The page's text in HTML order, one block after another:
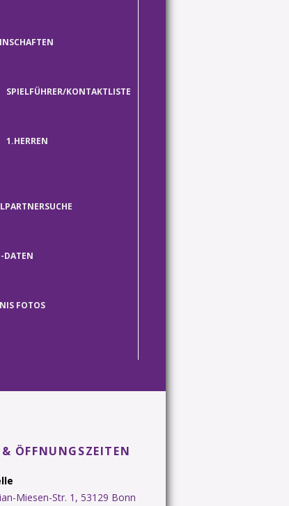
SPIELFÜHRER/KONTAKTLISTE
1.HERREN
DATEN
FOTOS
ÖFFNUNGSZEITEN
Miesen-Str. 1, 53129 Bonn